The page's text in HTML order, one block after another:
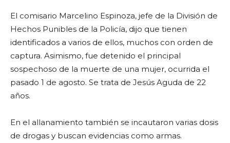
El comisario Marcelino Espinoza, jefe de la División de
Hechos Punibles de la Policía, dijo que tienen
identificados a varios de ellos, muchos con orden de
captura. Asimismo, fue detenido el principal
sospechoso de la muerte de una mujer, ocurrida el
pasado 1 de agosto. Se trata de Jesús Aguda de 22
años.
En el allanamiento también se incautaron varias dosis
de drogas y buscan evidencias como armas.